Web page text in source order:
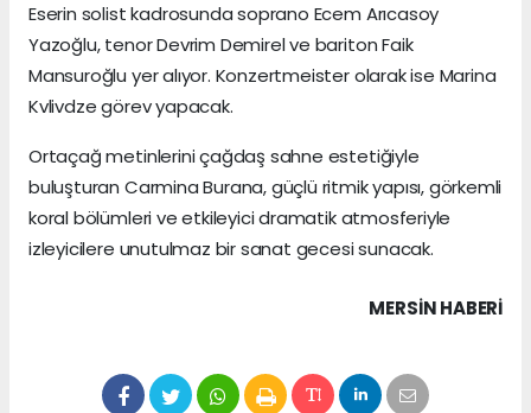
Eserin solist kadrosunda soprano Ecem Arıcasoy
Yazoğlu, tenor Devrim Demirel ve bariton Faik
Mansuroğlu yer alıyor. Konzertmeister olarak ise Marina
Kvlivdze görev yapacak.
Ortaçağ metinlerini çağdaş sahne estetiğiyle
buluşturan Carmina Burana, güçlü ritmik yapısı, görkemli
koral bölümleri ve etkileyici dramatik atmosferiyle
izleyicilere unutulmaz bir sanat gecesi sunacak.
MERSIN HABERİ